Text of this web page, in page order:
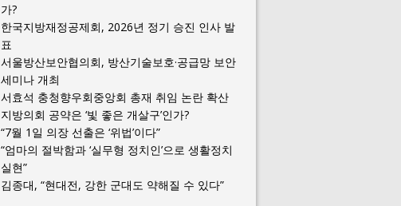
가?
한국지방재정공제회, 2026년 정기 승진 인사 발
표
서울방산보안협의회, 방산기술보호·공급망 보안
세미나 개최
서효석 충청향우회중앙회 총재 취임 논란 확산
지방의회 공약은 ‘빛 좋은 개살구’인가?
“7월 1일 의장 선출은 ‘위법’이다”
“엄마의 절박함과 ‘실무형 정치인’으로 생활정치
실현”
김종대, “현대전, 강한 군대도 약해질 수 있다”